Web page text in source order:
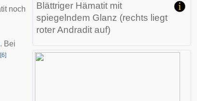
Blättriger Hämatit mit
spiegelndem Glanz (rechts liegt
roterAndradit auf)
noch
. Bei
[6]